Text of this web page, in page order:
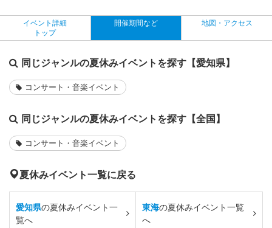
イベント詳細
トップ
開催期間など 地図・アクセス
同じジャンルの夏休みイベントを探す【愛知県】
コンサート・音楽イベント
同じジャンルの夏休みイベントを探す【全国】
コンサート・音楽イベント
夏休みイベント一覧に戻る
愛知県の夏休みイベント一
覧へ
東海の夏休みイベント一覧
へ